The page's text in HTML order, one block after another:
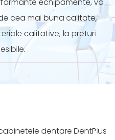
cea mai buna calitate,
calitative, la preturi
dentare DentPlus